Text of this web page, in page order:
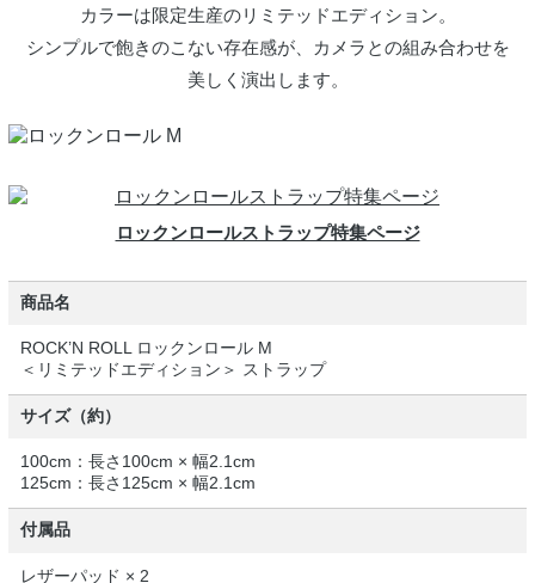
カラーは限定生産のリミテッドエディション。
シンプルで飽きのこない存在感が、カメラとの組み合わせを
美しく演出します。
ロックンロールストラップ特集ページ
商品名
ROCK’N ROLL ロックンロール M
＜リミテッドエディション＞ ストラップ
サイズ（約）
100cm：長さ100cm × 幅2.1cm
125cm：長さ125cm × 幅2.1cm
付属品
レザーパッド × 2